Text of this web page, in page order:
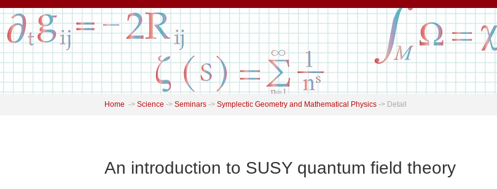
Home -> Science -> Seminars -> Symplectic Geometry and Mathematical Physics -> Detail
An introduction to SUSY quantum field theory